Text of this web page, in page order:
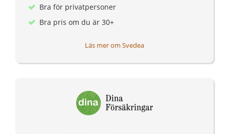
Bra för privatpersoner
Bra pris om du är 30+
Läs mer om Svedea